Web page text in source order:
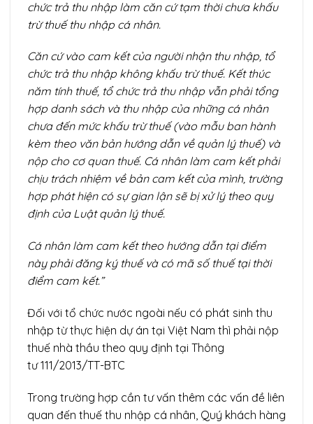
chức trả thu nhập làm căn cứ tạm thời chưa khấu
trừ thuếthu nhập cá nhân.
Căn cứ vào cam kết của người nhận thu nhập, tổ
chức trả thu nhập không khấu trừ thuế. Kết thúc
năm tính thuế, tổ chức trả thu nhập vẫn phải tổng
hợp danh sách và thu nhập của những cá nhân
chưa đến mức khấu trừ thuế (vào mẫu ban hành
kèm theo văn bản hướng dẫn về quản lý thuế) và
nộp cho cơ quan thuế. Cá nhân làm cam kết phải
chịu trách nhiệm về bản cam kết của mình, trường
hợp phát hiện có sự gian lận sẽ bị xử lý theo quy
định của Luật quản lý thuế.
Cá nhân làm cam kết theo hướng dẫn tại điểm
này phải đăng ký thuế và có mã số thuế tại thời
điểm cam kết.”
Đối với tổ chức nước ngoài nếu có phát sinh thu
nhập từ thực hiện dự án tại Việt Nam thì phải nộp
thuế nhà thầu theo quy định tại Thông
tư 111/2013/TT-BTC
Trong trường hợp cần tư vấn thêm các vấn đề liên
quan đến thuế thu nhập cá nhân, Quý khách hàng